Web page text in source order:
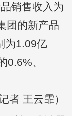
销售收入为
团的新产品
为1.09亿
0.6%、
王云霏）